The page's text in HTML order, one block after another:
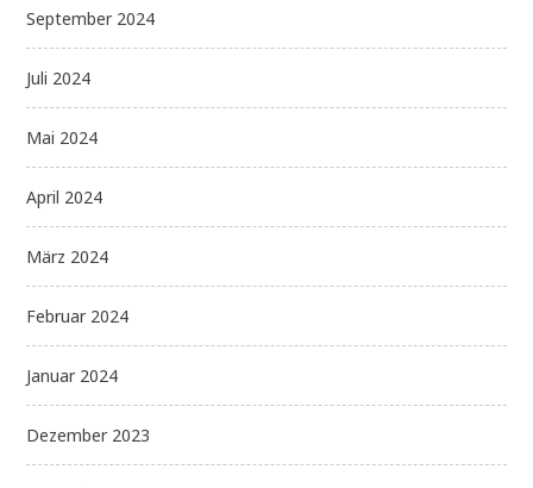
September 2024
Juli 2024
Mai 2024
April 2024
März 2024
Februar 2024
Januar 2024
Dezember 2023